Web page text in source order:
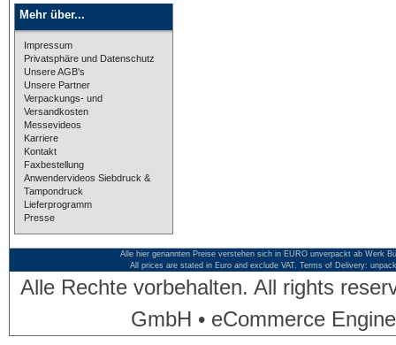
Mehr über...
Impressum
Privatsphäre und Datenschutz
Unsere AGB's
Unsere Partner
Verpackungs- und
Versandkosten
Messevideos
Karriere
Kontakt
Faxbestellung
Anwendervideos Siebdruck &
Tampondruck
Lieferprogramm
Presse
Alle hier genannten Preise verstehen sich in EURO unverpackt ab Werk
All prices are stated in Euro and exclude VAT. Terms of Delivery:
Alle Rechte vorbehalten. All rights
GmbH • eCommerce